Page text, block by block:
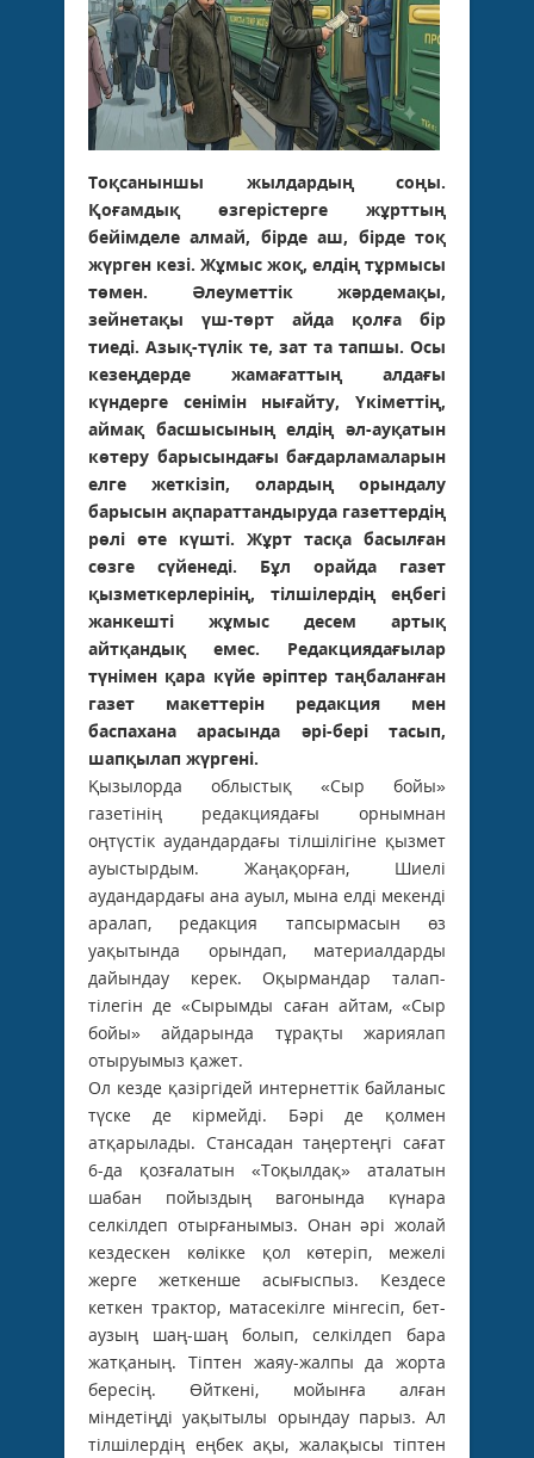
Тоқсаныншы жылдардың соңы.
Қоғамдық өзгерістерге жұрттың
бейімделе алмай, бірде аш, бірде тоқ
жүрген кезі. Жұмыс жоқ, елдің тұрмысы
төмен. Әлеуметтік жәрдемақы,
зейнетақы үш-төрт айда қолға бір
тиеді. Азық-түлік те, зат та тапшы. Осы
кезеңдерде жамағаттың алдағы
күндерге сенімін нығайту, Үкіметтің,
аймақ басшысының елдің әл-ауқатын
көтеру барысындағы бағдарламаларын
елге жеткізіп, олардың орындалу
барысын ақпараттандыруда газеттердің
рөлі өте күшті. Жұрт тасқа басылған
сөзге сүйенеді. Бұл орайда газет
қызметкерлерінің, тілшілердің еңбегі
жанкешті жұмыс десем артық
айтқандық емес. Редакциядағылар
түнімен қара күйе әріптер таңбаланған
газет макеттерін редакция мен
баспахана арасында әрі-бері тасып,
шапқылап жүргені.
Қызылорда облыстық «Сыр бойы»
газетінің редакциядағы орнымнан
оңтүстік аудандардағы тілшілігіне қызмет
ауыстырдым. Жаңақорған, Шиелі
аудандардағы ана ауыл, мына елді мекенді
аралап, редакция тапсырмасын өз
уақытында орындап, материалдарды
дайындау керек. Оқырмандар талап-
тілегін де «Сырымды саған айтам, «Сыр
бойы» айдарында тұрақты жариялап
отыруымыз қажет.
Ол кезде қазіргідей интернеттік байланыс
түске де кірмейді. Бәрі де қолмен
атқарылады. Стансадан таңертеңгі сағат
6-да қозғалатын «Тоқылдақ» аталатын
шабан пойыздың вагонында күнара
селкілдеп отырғанымыз. Онан әрі жолай
кездескен көлікке қол көтеріп, межелі
жерге жеткенше асығыспыз. Кездесе
кеткен трактор, матасекілге мінгесіп, бет-
аузың шаң-шаң болып, селкілдеп бара
жатқаның. Тіптен жаяу-жалпы да жорта
бересің. Өйткені, мойынға алған
міндетіңді уақытылы орындау парыз. Ал
тілшілердің еңбек ақы, жалақысы тіптен